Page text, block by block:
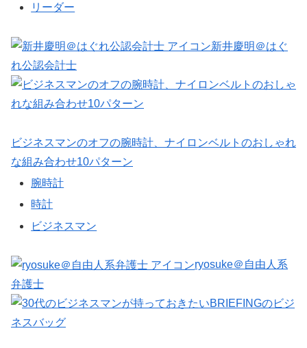
リーダー
新井慶明＠はぐ
れ公認会計士
ビジネスマンのオフの腕時計、ナイロンベルトのおしゃれ
な組み合わせ10パターン
腕時計
時計
ビジネスマン
ryosuke＠自由人系
弁護士